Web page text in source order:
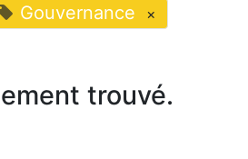
Gouvernance ×
trouvé.